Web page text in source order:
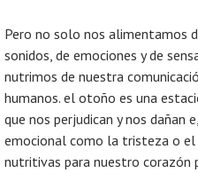
Pero no solo nos alimentamos
sonidos, de emociones y de
nutrimos de nuestra
humanos. el otoño es una
que nos perjudican y nos dañan
emocional como la tristeza o el
nutritivas para nuestro corazón